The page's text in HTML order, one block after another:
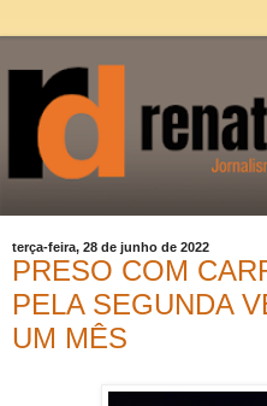
terça-feira, 28 de junho de 2022
PRESO COM
PELA SEGUNDA
UM MÊS